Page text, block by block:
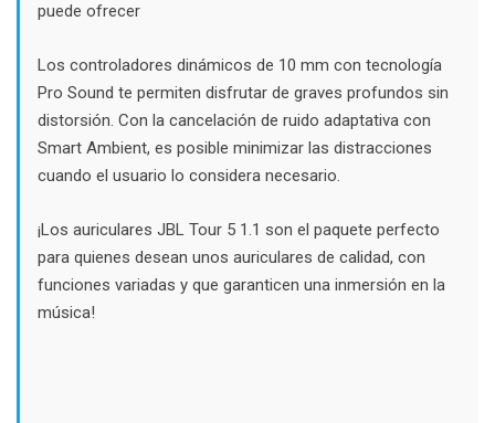
puede ofrecer
Los controladores dinámicos de 10 mm con tecnología
Pro Sound te permiten disfrutar de graves profundos sin
distorsión. Con la cancelación de ruido adaptativa con
Smart Ambient, es posible minimizar las distracciones
cuando el usuario lo considera necesario.
¡Los auriculares JBL Tour 5 1.1 son el paquete perfecto
para quienes desean unos auriculares de calidad, con
funciones variadas y que garanticen una inmersión en la
música!